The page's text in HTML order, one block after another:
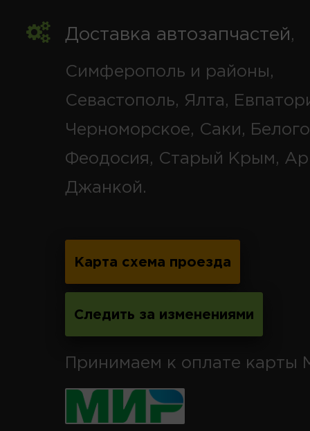
Доставка автозапчастей,
Симферополь и районы,
Севастополь, Ялта,
Черноморское, Саки,
Феодосия, Старый Крым,
Джанкой.
Карта схема проезда
Следить за изменениями
Принимаем к оплате карты